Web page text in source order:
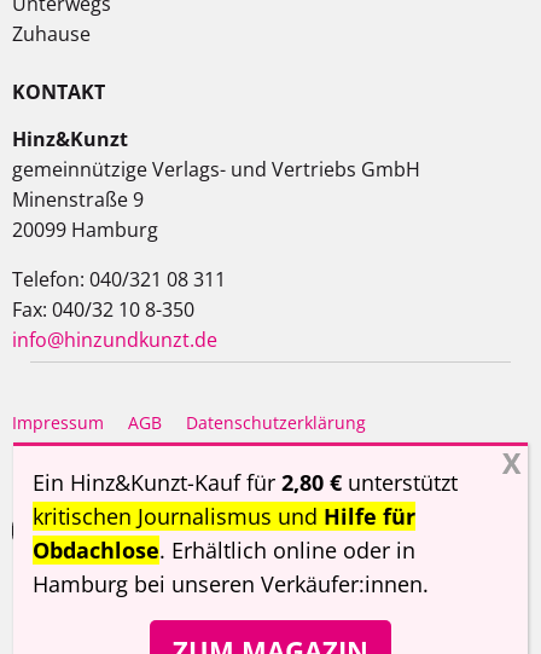
Zuhause
KONTAKT
Hinz&Kunzt
gemeinnützige Verlags- und Vertriebs GmbH
Minenstraße 9
20099 Hamburg
Telefon: 040/321 08 311
Fax: 040/32 10 8-350
info@hinzundkunzt.de
Impressum AGB
Datenschutzerklärung
Ein Hinz&Kunzt-Kauf für2,80 € unterstützt
kritischen Journalismus und Hilfe für
Obdachlose. Erhältlich online oder in
Hamburg bei unseren Verkäufer:innen.